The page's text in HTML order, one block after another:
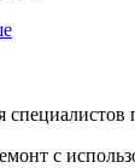
специалистов
с